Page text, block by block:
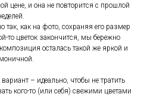
цене, и она не повторится с прошлой
так, как на фото, сохраняя его размер
то цветок закончится, мы бережно
осталась такой же яркой и
– идеально, чтобы не тратить
кого-то (или себя) свежими цветами